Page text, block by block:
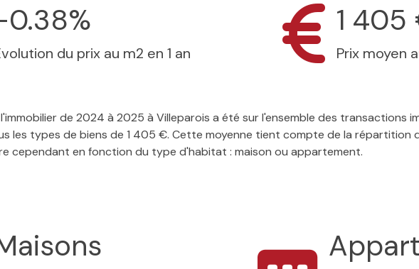
du prix au m2 en 1 an
1 405
Prix moyen
de 2024 à 2025 à Villeparois a été sur l'ensemble des transactions
les types de biens de 1 405 €. Cette moyenne tient compte de la répartition
cependant en fonction du type d'habitat : maison ou appartement.